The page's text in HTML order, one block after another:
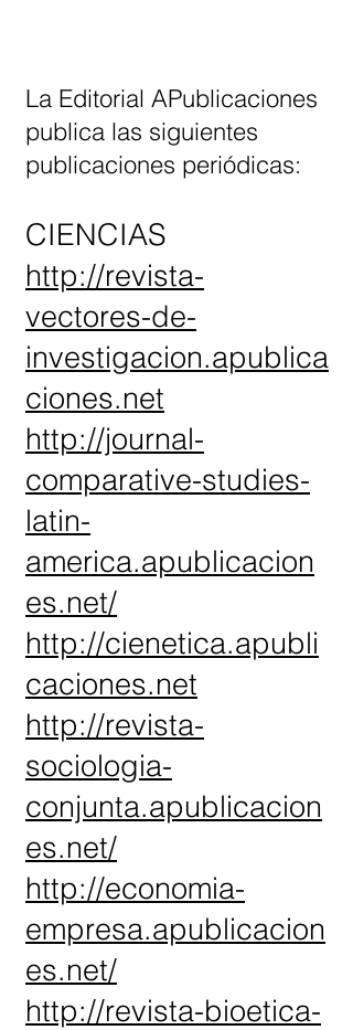
La Editorial APublicaciones
publica las siguientes
publicaciones periódicas:
CIENCIAS
http://revista-
vectores-de-
investigacion.apublica
ciones.net
http://journal-
comparative-studies-
latin-
america.apublicacion
es.net/
http://cienetica.apubli
caciones.net
http://revista-
sociologia-
conjunta.apublicacion
es.net/
http://economia-
empresa.apublicacion
es.net/
http://revista-bioetica-